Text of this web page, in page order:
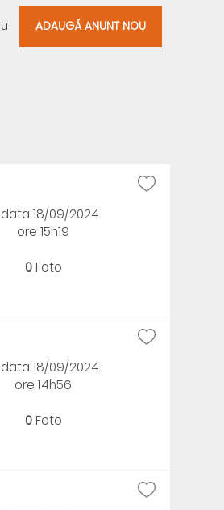
ADAUGĂ ANUNT NOU
data 18/09/2024
ore 15h19
0Foto
data 18/09/2024
ore 14h56
0Foto